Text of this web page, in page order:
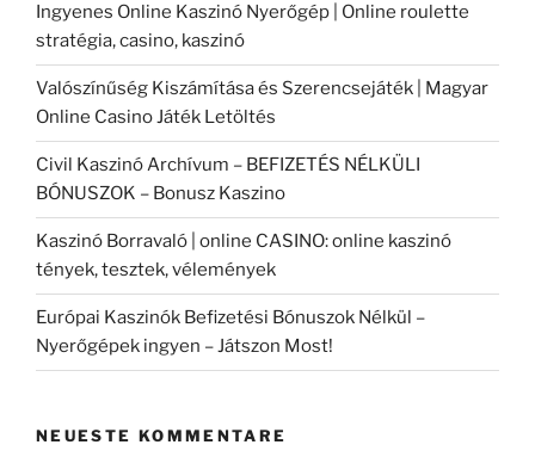
Ingyenes Online Kaszinó Nyerőgép | Online roulette
stratégia, casino, kaszinó
Valószínűség Kiszámítása és Szerencsejáték | Magyar
Online Casino Játék Letöltés
Civil Kaszinó Archívum – BEFIZETÉS NÉLKÜLI
BÓNUSZOK – Bonusz Kaszino
Kaszinó Borravaló | online CASINO: online kaszinó
tények, tesztek, vélemények
Európai Kaszinók Befizetési Bónuszok Nélkül –
Nyerőgépek ingyen – Játszon Most!
NEUESTE KOMMENTARE